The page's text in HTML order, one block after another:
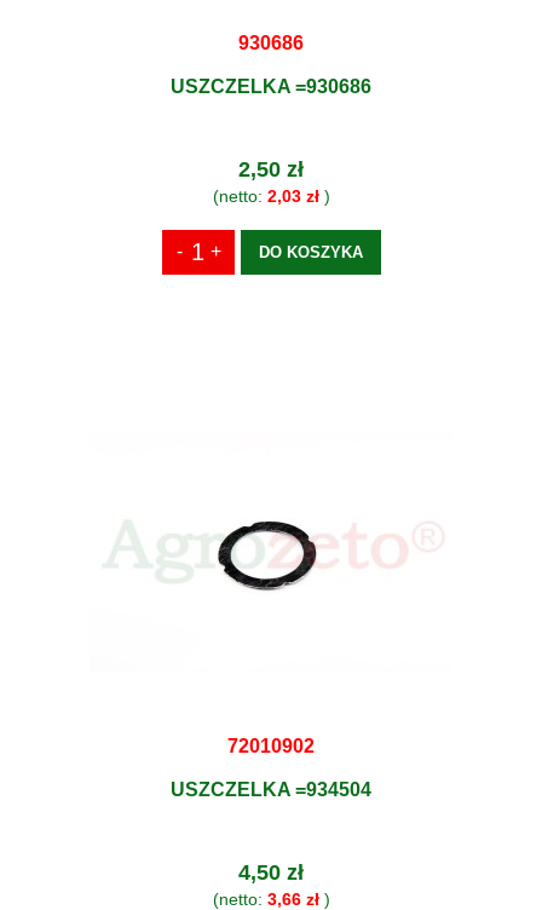
930686
USZCZELKA =930686
2,50 zł
(netto: 2,03 zł)
DO KOSZYKA
72010902
USZCZELKA =934504
4,50 zł
(netto: 3,66 zł)